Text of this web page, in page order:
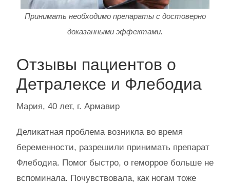
Принимать необходимо препараты с достоверно
доказанными эффектами.
Отзывы пациентов о
Детралексе и Флебодиа
Мария, 40 лет, г. Армавир
Деликатная проблема возникла во время
беременности, разрешили принимать препарат
Флебодиа. Помог быстро, о геморрое больше не
вспоминала. Почувствовала, как ногам тоже